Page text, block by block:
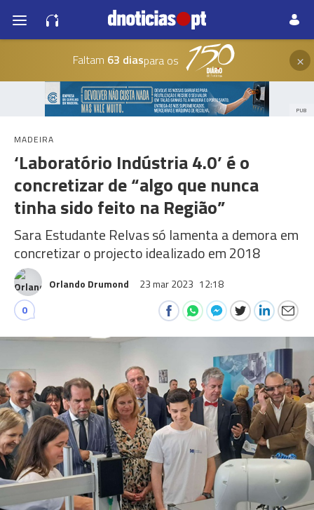
Faltam 63 diaspara os ×
PUB
MADEIRA
‘Laboratório Indústria 4.0’ é o
concretizar de “algo que nunca
tinha sido feito na Região”
Sara Estudante Relvas só lamenta a demora em
concretizar o projecto idealizado em 2018
Orlando Drumond 23 mar 2023 12:18
0